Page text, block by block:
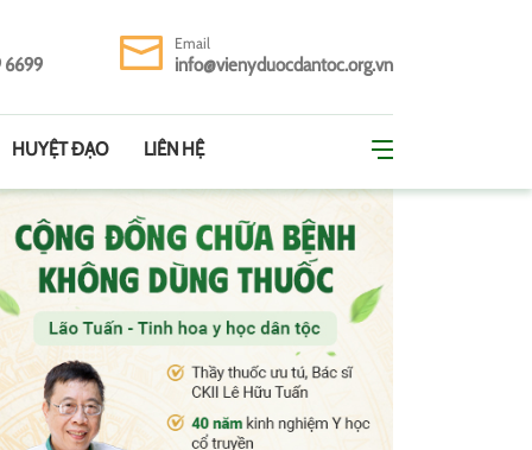
6699
Email
info@vienyduocdantoc.org.vn
HUYỆT ĐẠO LIÊN HỆ